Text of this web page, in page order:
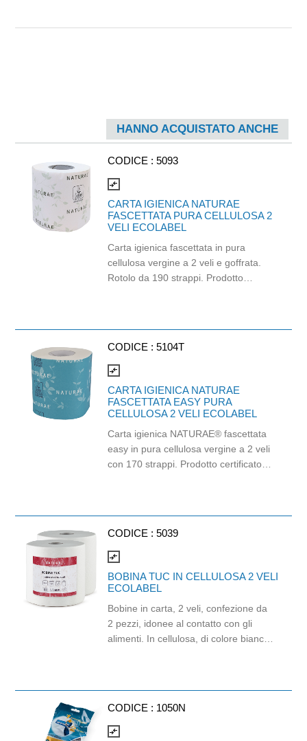
HANNO ACQUISTATO ANCHE
CODICE : 5093
compare_arrows
CARTA IGIENICA NATURAE
FASCETTATA PURA CELLULOSA 2
VELI ECOLABEL
Carta igienica fascettata in pura
cellulosa vergine a 2 veli e goffrata.
Rotolo da 190 strappi. Prodotto
CODICE : 5104T
compare_arrows
CARTA IGIENICA NATURAE
FASCETTATA EASY PURA
CELLULOSA 2 VELI ECOLABEL
Carta igienica NATURAE® fascettata
easy in pura cellulosa vergine a 2 veli
con 170 strappi. Prodotto certificato
CODICE : 5039
compare_arrows
BOBINA TUC IN CELLULOSA 2 VELI
ECOLABEL
Bobine in carta, 2 veli, confezione da
2 pezzi, idonee al contatto con gli
alimenti. In cellulosa, di colore bianco
CODICE : 1050N
compare_arrows